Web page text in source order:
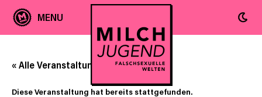
« Alle Veranstaltungen
Diese Veranstaltung hat bereits stattgefunden.